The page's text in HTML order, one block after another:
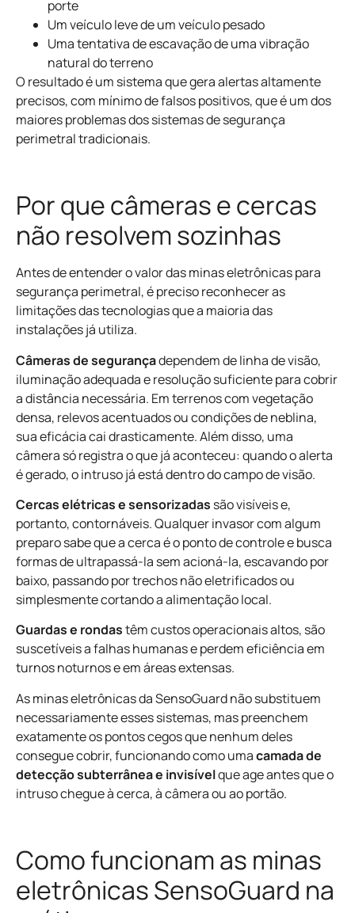
porte
Um veículo leve de um veículo pesado
Uma tentativa de escavação de uma vibração
natural do terreno
O resultado é um sistema que gera alertas altamente
precisos, com mínimo de falsos positivos, que é um dos
maiores problemas dos sistemas de segurança
perimetral tradicionais.
Por que câmeras e cercas
não resolvem sozinhas
Antes de entender o valor das minas eletrônicas para
segurança perimetral, é preciso reconhecer as
limitações das tecnologias que a maioria das
instalações já utiliza.
Câmeras de segurançadependem de linha de visão,
iluminação adequada e resolução suficiente para cobrir
a distância necessária. Em terrenos com vegetação
densa, relevos acentuados ou condições de neblina,
sua eficácia cai drasticamente. Além disso, uma
câmera só registra o que já aconteceu: quando o alerta
é gerado, o intruso já está dentro do campo de visão.
Cercas elétricas e sensorizadas são visíveis e,
portanto, contornáveis. Qualquer invasor com algum
preparo sabe que a cerca é o ponto de controle e busca
formas de ultrapassá-la sem acioná-la, escavando por
baixo, passando por trechos não eletrificados ou
simplesmente cortando a alimentação local.
Guardas e rondastêm custos operacionais altos, são
suscetíveis a falhas humanas e perdem eficiência em
turnos noturnos e em áreas extensas.
As minas eletrônicas da SensoGuard não substituem
necessariamente esses sistemas, mas preenchem
exatamente os pontos cegos que nenhum deles
consegue cobrir, funcionando como umacamada de
detecção subterrânea e invisívelque age antes que o
intruso chegue à cerca, à câmera ou ao portão.
Como funcionam as minas
eletrônicas SensoGuard na